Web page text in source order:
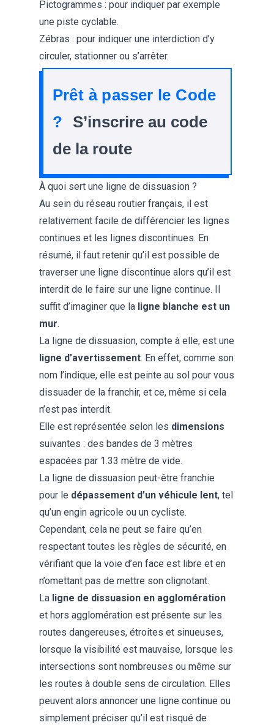
Pictogrammes : pour indiquer par exemple
une piste cyclable.
Zébras : pour indiquer une interdiction d’y
circuler, stationner ou s’arrêter.
Prêt à passer le Code
?
S’inscrire au code
de la route
À quoi sert une ligne de dissuasion ?
Au sein du réseau routier français, il est
relativement facile de différencier les lignes
continues et les lignes discontinues. En
résumé, il faut retenir qu’il est possible de
traverser une ligne discontinue alors qu’il est
interdit de le faire sur une ligne continue. Il
suffit d’imaginer que la ligne blanche est un
mur.
La ligne de dissuasion, compte à elle, est une
ligne d’avertissement. En effet, comme son
nom l’indique, elle est peinte au sol pour vous
dissuader de la franchir, et ce, même si cela
n’est pas interdit.
Elle est représentée selon les dimensions
suivantes : des bandes de 3 mètres
espacées par 1.33 mètre de vide.
La ligne de dissuasion peut-être franchie
pour le dépassement d’un véhicule lent, tel
qu’un engin agricole ou un cycliste.
Cependant, cela ne peut se faire qu’en
respectant toutes les règles de sécurité, en
vérifiant que la voie d’en face est libre et en
n’omettant pas de mettre son clignotant.
La ligne de dissuasion en agglomération
et hors agglomération est présente sur les
routes dangereuses, étroites et sinueuses,
lorsque la visibilité est mauvaise, lorsque les
intersections sont nombreuses ou même sur
les routes à double sens de circulation. Elles
peuvent alors annoncer une ligne continue ou
simplement préciser qu’il est risqué de